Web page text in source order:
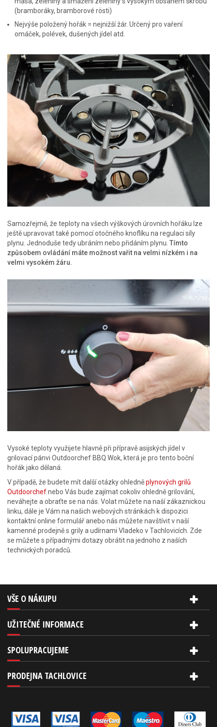
(bramboráky, bramborové rösti)
Nejvýše položený hořák = nejnižší žár. Určený pro vaření
omáček, polévek, dušených jídel atd.
Samozřejmě, že teploty na všech výškových úrovních hořáku lze
ještě upravovat také pomocí otočného knoflíku na regulaci síly
plynu. Jednoduše tedy ubráním nebo přidáním plynu. Tímto
způsobem ovládání máte možnost vařit na velmi nízkém i na
velmi vysokém žáru.
Vysoké teploty využijete hlavně při přípravě asijských jídel v
grilovací pánvi Outdoorchef BBQ Wok, která je pro tento boční
hořák jako dělaná.
V případě, že budete mít další otázky ohledněplynových grilů
Outdoorchefnebo Vás bude zajímat cokoliv ohledně grilování,
neváhejte a obraťte se na nás. Volat můžete na naší zákaznickou
linku, dále je Vám na našich webových stránkách k dispozici
kontaktní online formulář anebo nás můžete navštívit v naší
kamenné prodejně s grily a udírnami Vladeko v Tachlovicích. Zde
se můžete s případnými dotazy obrátit na jednoho z naších
technických poradců.
VŠE O NÁKUPU
UŽITEČNÉ INFORMACE
SPOLUPRACUJEME
PRODEJNA TACHLOVICE